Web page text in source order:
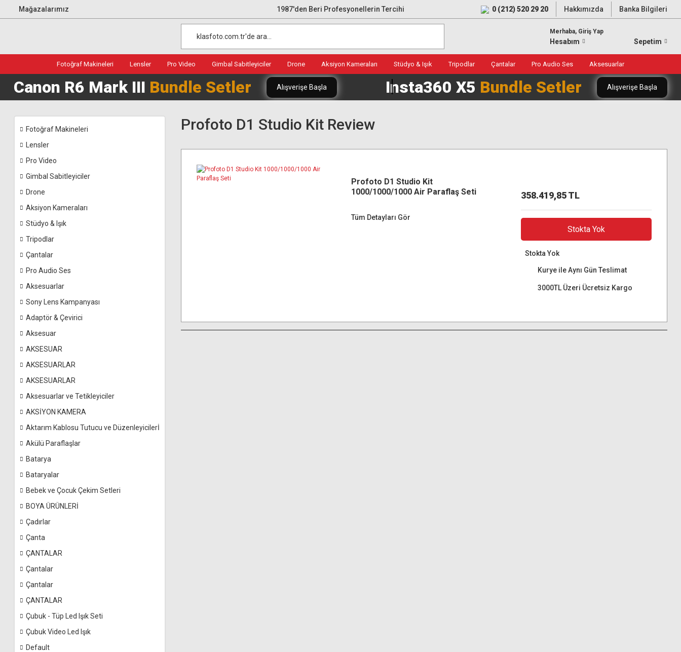
Mağazalarımız 1987'den Beri Profesyonellerin Tercihi 0 (212) 520 29 20 Hakkımızda Banka Bilgileri
Merhaba, Giriş Yap
Hesabım Sepetim
Fotoğraf Makineleri Lensler Pro Video Gimbal Sabitleyiciler Drone Aksiyon Kameraları Stüdyo & Işık Tripodlar Çantalar Pro Audio Ses Aksesuarlar
Canon R6 Mark III Bundle Setler Alışverişe Başla Insta360 X5 Bundle Setler Alışverişe Başla
Fotoğraf Makineleri
Lensler
Pro Video
Gimbal Sabitleyiciler
Drone
Aksiyon Kameraları
Stüdyo & Işık
Tripodlar
Çantalar
Pro Audio Ses
Aksesuarlar
Sony Lens Kampanyası
Adaptör & Çevirici
Aksesuar
AKSESUAR
AKSESUARLAR
AKSESUARLAR
Aksesuarlar ve Tetikleyiciler
AKSİYON KAMERA
Aktarım Kablosu Tutucu ve Düzenleyicilerİ
Akülü Paraflaşlar
Batarya
Bataryalar
Bebek ve Çocuk Çekim Setleri
BOYA ÜRÜNLERİ
Çadırlar
Çanta
ÇANTALAR
Çantalar
Çantalar
ÇANTALAR
Çubuk - Tüp Led Işık Seti
Çubuk Video Led Işık
Default
Profoto D1 Studio Kit Review
Profoto D1 Studio Kit
1000/1000/1000 Air Paraflaş Seti
Tüm Detayları Gör
358.419,85 TL
Stokta Yok
Stokta Yok
Kurye ile Aynı Gün Teslimat
3000TL Üzeri Ücretsiz Kargo